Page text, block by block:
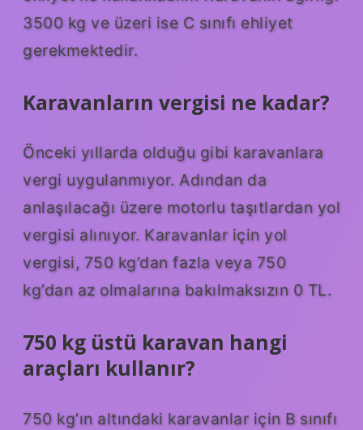
3500 kg ve üzeri ise C sınıfı ehliyet
gerekmektedir.
Karavanların vergisi ne kadar?
Önceki yıllarda olduğu gibi karavanlara
vergi uygulanmıyor. Adından da
anlaşılacağı üzere motorlu taşıtlardan yol
vergisi alınıyor. Karavanlar için yol
vergisi, 750 kg’dan fazla veya 750
kg’dan az olmalarına bakılmaksızın 0 TL.
750 kg üstü karavan hangi
araçları kullanır?
750 kg’ın altındaki karavanlar için B sınıfı